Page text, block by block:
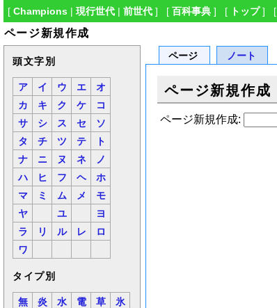
[ Champions | 現行世代| 前世代] [ 百科事典] [ トップ] [
ページ新規作成
頭文字別
ア イ ウ エ
オ
カ
キ ク ケ
コ
サ
シ ス セ
ソ
タ
チ ツ テ
ト
ナ
ニ ヌ ネ
ノ
ハ
ヒ フ ヘ
ホ
マ
ミ ム メ
モ
ヤ
ユ
ヨ
ラ
リ ル レ
ロ
ワ
タイプ別
無 炎 水 電 草
氷
ページ ノート
ページ新規作成
ページ新規作成: